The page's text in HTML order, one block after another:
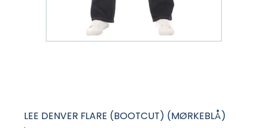
LEE DENVER FLARE (BOOTCUT) (MØRKEBLÅ)